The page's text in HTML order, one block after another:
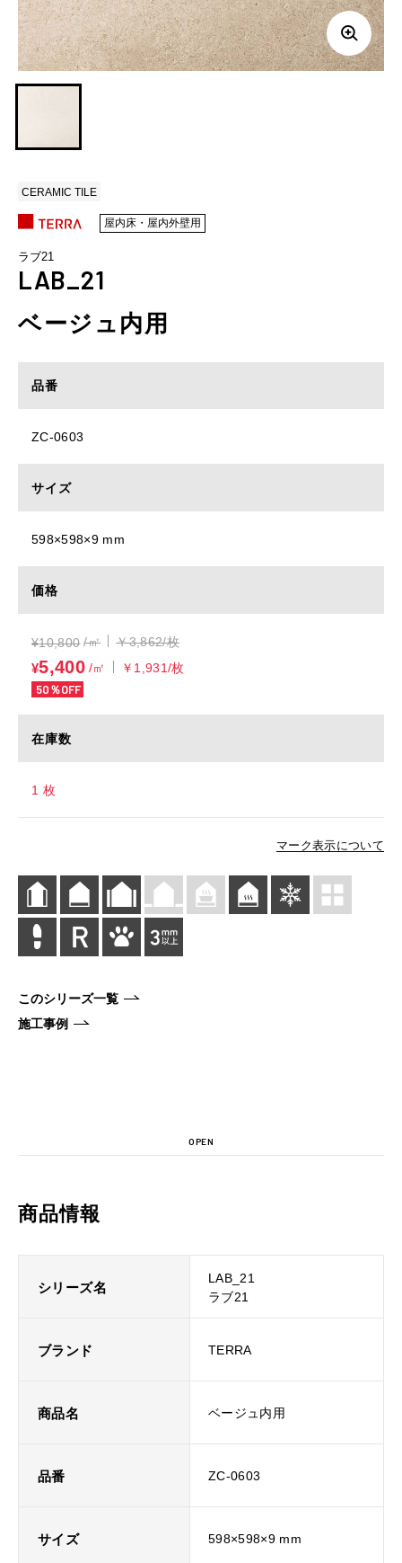
CERAMIC TILE
屋内床・屋内外壁用
ラブ21
LAB_21
ベージュ内用
品番
ZC-0603
サイズ
598×598×9 mm
価格
¥10,800 /㎡ ￥3,862/枚
¥5,400 /㎡
￥1,931/枚
50％OFF
在庫数
1 枚
マーク表示について
このシリーズ一覧
施工事例
OPEN
商品情報
シリーズ名
LAB_21
ラブ21
ブランド TERRA
商品名 ベージュ内用
品番 ZC-0603
サイズ 598×598×9 mm